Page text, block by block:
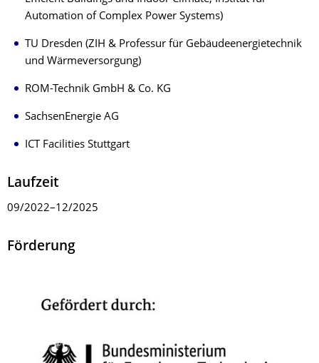
Automation of Complex Power Systems)
TU Dresden (ZIH & Professur für Gebäudeenergietechnik
und Wärmeversorgung)
ROM-Technik GmbH & Co. KG
SachsenEnergie AG
ICT Facilities Stuttgart
Laufzeit
09/2022–12/2025
Förderung